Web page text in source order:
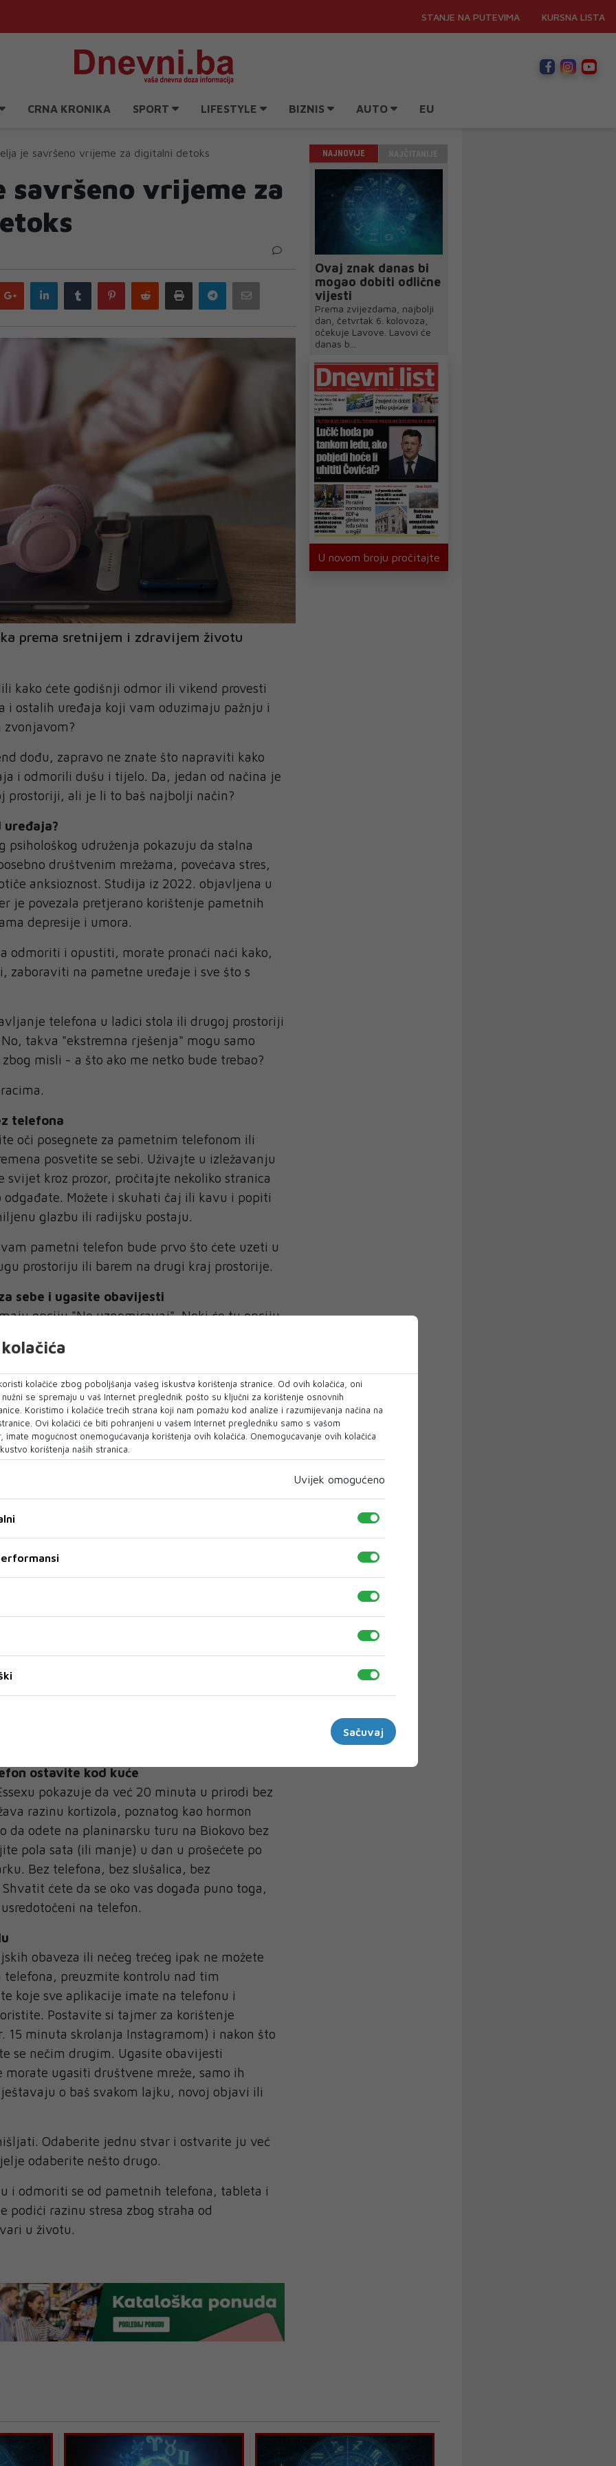
STANJE NA PUTEVIMA KURSNA LISTA
CRNA KRONIKA SPORT LIFESTYLE BIZNIS AUTO EU
je savršeno vrijeme za digitalni detoks
savršeno vrijeme za
Google
plus
LinkedIn Tumblr PinterestReddit Print Telegram
prema sretnijem i zdravijem životu
kako ćete godišnji odmor ili vikend provesti
i ostalih uređaja koji vam oduzimaju pažnju i
zvonjavom?
dođu, zapravo ne znate što napraviti kako
i odmorili dušu i tijelo. Da, jedan od načina je
prostoriji, ali je li to baš najbolji način?
uređaja?
psihološkog udruženja pokazuju da stalna
društvenim mrežama, povećava stres,
anksioznost. Studija iz 2022. objavljena u
je povezala pretjerano korištenje pametnih
depresije i umora.
odmoriti i opustiti, morate pronaći naći kako,
zaboraviti na pametne uređaje i sve što s
telefona u ladici stola ili drugoj prostoriji
takva "ekstremna rješenja" mogu samo
misli - a što ako me netko bude trebao?
telefona
oči posegnete za pametnim telefonom ili
posvetite se sebi. Uživajte u izležavanju
svijet kroz prozor, pročitajte nekoliko stranica
Možete i skuhati čaj ili kavu i popiti
glazbu ili radijsku postaju.
pametni telefon bude prvo što ćete uzeti u
prostoriju ili barem na drugi kraj prostorije.
sebe i ugasite obavijesti
opciju "Ne uznemiravaj". Neki će tu opciju
pak ni ne znaju da postoji. Pronađite ju u
i odredite koje aplikacije će vas moći dobiti
a koje vam u vrijeme koje odredite neće moći
mreže ili poslovni e-mail).
jednostavno ugasiti zvuk obavijesti na svom
radeći nešto što vad opušta i veseli.
za stolom
skrolati po telefonu ili gledati omiljenu seriju
najbolje za nas i naše zdravlje. Studija
otkrila je da nas jedenje s ometanjem
a) tjera da jedemo više, a manje uživamo u
jela, ostavite telefon po strani. Ako jedete
teksturu i okuse hrane koja je ispred vas.
Ako jedete s obitelji, iskoristite ovo
ima novo u nijhovim životima ili isplanirajte
aktivnost
kauč i "izgubite" nekoliko sati skrolajući po
neku analognu aktivnost. Kad ste
križaljku u novinama? Ili igrali Čovječe ne ljuti
napraviti neki novi kolač ili jelo?
ostavite kod kuće
pokazuje da već 20 minuta u prirodi bez
razinu kortizola, poznatog kao hormon
da odete na planinarsku turu na Biokovo bez
pola sata (ili manje) u dan u prošećete po
Bez telefona, bez slušalica, bez
ćete da se oko vas događa puno toga,
na telefon.
obaveza ili nečeg trećeg ipak ne možete
telefona, preuzmite kontrolu nad tim
koje sve aplikacije imate na telefonu i
Postavite si tajmer za korištenje
15 minuta skrolanja Instagramom) i nakon što
se nečim drugim. Ugasite obavijesti
ugasiti društvene mreže, samo ih
o baš svakom lajku, novoj objavi ili
Odaberite jednu stvar i ostvarite ju već
odaberite nešto drugo.
i odmoriti se od pametnih telefona, tableta i
podići razinu stresa zbog straha od
u životu.
NAJNOVIJE
Ovaj znak danas bi
mogao dobiti odlične
vijesti
Prema zvijezdama, najbolji
dan, četvrtak 6. kolovoza,
očekuje Lavove. Lavovi će
danas b...
U novom broju pročitajte
kolačiće zbog poboljšanja vašeg iskustva korištenja stranice. Od ovih kolačića, oni
se spremaju u vaš Internet preglednik pošto su ključni za korištenje osnovnih
Koristimo i kolačiće trećih strana koji nam pomažu kod analize i razumijevanja načina na
Ovi kolačići će biti pohranjeni u vašem Internet pregledniku samo s vašom
imate mogućnost onemogućavanja korištenja ovih kolačića. Onemogućavanje ovih kolačića
korištenja naših stranica.
Uvijek omogućeno
Sačuvaj